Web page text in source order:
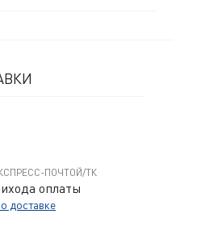
ПОЧТОЙ/ТК
оплаты
доставке